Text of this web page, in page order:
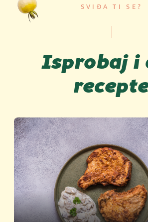
SVIĐA TI SE?
Isprobaj i